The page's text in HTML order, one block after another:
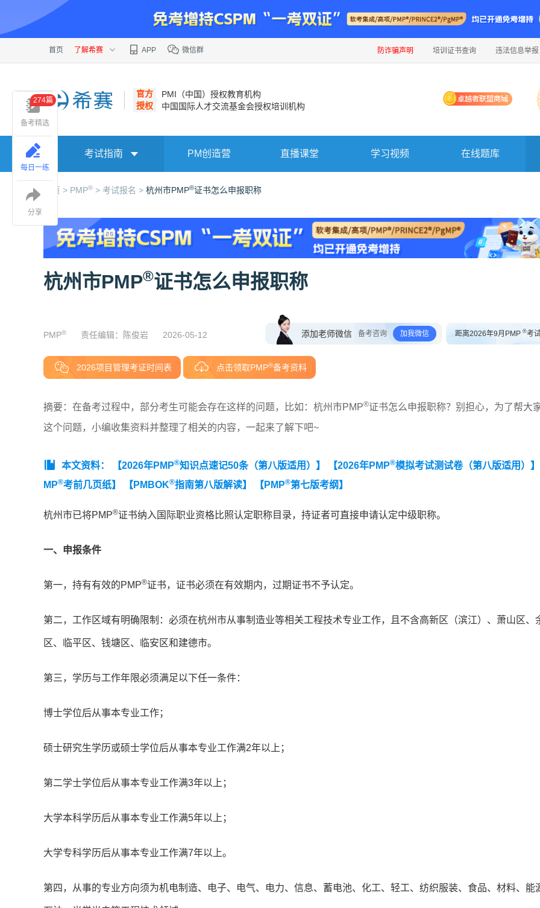
首页 了解希赛 APP 微信群 防诈骗声明 培训证书查询 违法信息举报
官方
授权
PMI（中国）授权教育机构
中国国际人才交流基金会授权培训机构
考试指南 PM创造营 直播课堂 学习视频 在线题库
首页 > PMP® > 考试报名 > 杭州市PMP®证书怎么申报职称
杭州市PMP®证书怎么申报职称
PMP® 责任编辑：陈俊岩 2026-05-12 添加老师微信 备考咨询 加我微信 距离2026年9月PMP ®考
2026项目管理考证时间表 点击领取PMP®备考资料
摘要：在备考过程中，部分考生可能会存在这样的问题，比如：杭州市PMP®证书怎么申报职称？别担心，为了帮大
这个问题，小编收集资料并整理了相关的内容，一起来了解下吧~
本文资料： 【2026年PMP®知识点速记50条（第八版适用）】 【2026年PMP®模拟考试测试卷（第八版适用）】
MP®考前几页纸】 【PMBOK®指南第八版解读】 【PMP®第七版考纲】
杭州市已将PMP®证书纳入国际职业资格比照认定职称目录，持证者可直接申请认定中级职称。
一、申报条件
第一，持有有效的PMP®证书，证书必须在有效期内，过期证书不予认定。
第二，工作区域有明确限制：必须在杭州市从事制造业等相关工程技术专业工作，且不含高新区（滨江）、萧山区、
区、临平区、钱塘区、临安区和建德市。
第三，学历与工作年限必须满足以下任一条件：
博士学位后从事本专业工作；
硕士研究生学历或硕士学位后从事本专业工作满2年以上；
第二学士学位后从事本专业工作满3年以上；
大学本科学历后从事本专业工作满5年以上；
大学专科学历后从事本专业工作满7年以上。
第四，从事的专业方向须为机电制造、电子、电气、电力、信息、蓄电池、化工、轻工、纺织服装、食品、材料、能
备考精选
274篇
每日一练
分享